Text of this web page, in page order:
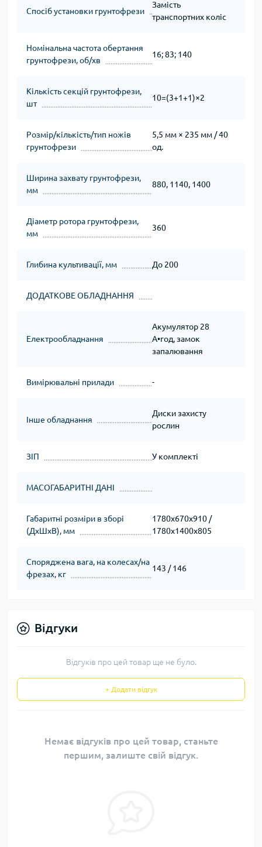
Спосіб установки грунтофрези
Замість
транспортних коліс
Номінальна частота обертання
грунтофрези, об/хв
16; 83; 140
Кількість секцій грунтофрези,
шт
10=(3+1+1)×2
Розмір/кількість/тип ножів
грунтофрези
5,5 мм × 235 мм / 40
од.
Ширина захвату грунтофрези,
мм
880, 1140, 1400
Діаметр ротора грунтофрези,
мм
360
Глибина культивації, мм До 200
ДОДАТКОВЕ ОБЛАДНАННЯ
Електрообладнання
Акумулятор 28
А•год, замок
запалювання
Вимірювальні прилади -
Інше обладнання
Диски захисту
рослин
ЗІП У комплекті
МАСОГАБАРИТНІ ДАНІ
Габаритні розміри в зборі
(ДхШхВ), мм
1780х670х910 /
1780х1400х805
Споряджена вага, на колесах/на
фрезах, кг
143 / 146
Відгуки
Відгуків про цей товар ще не було.
+ Додати відгук
Немає відгуків про цей товар, станьте
першим, залиште свій відгук.